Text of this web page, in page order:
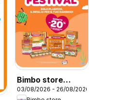
Bimbo store
volantino
03/08/2026 - 26/08/2026